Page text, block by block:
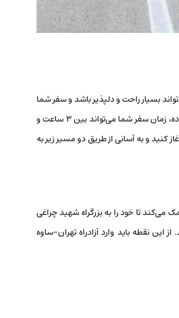
بسیار راحت و دلپذیر باشد و سفر شما
را به‌یادماندنی‌تر کند. این مسیر تقریباً ۳۲۵ کیلومتر است و بسته به ترافیک و شرایط جاده، زمان سفر شما می‌تواند بین ۳ ساعت و
کنید و به آسانی از طریق دو مسیر زیر به
می‌کند تا خود را به بزرگراه شهید چراغی
این نقطه باید وارد آزادراه تهران-ساوه